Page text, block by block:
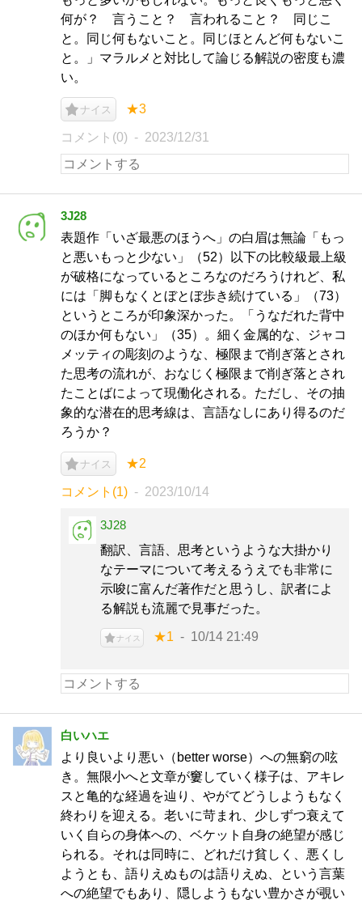
何が？ 言うこと？ 言われること？ 同じこ
と。同じ何もないこと。同じほとんど何もないこ
と。」マラルメと対比して論じる解説の密度も濃
い。
ナイス ★3
コメント(0) 2023/12/31
3J28
表題作「いざ最悪のほうへ」の白眉は無論「もっ
と悪いもっと少ない」（52）以下の比較級最上級
が破格になっているところなのだろうけれど、私
には「脚もなくとぼとぼ歩き続けている」（73）
というところが印象深かった。「うなだれた背中
のほか何もない」（35）。細く金属的な、ジャコ
メッティの彫刻のような、極限まで削ぎ落とされ
た思考の流れが、おなじく極限まで削ぎ落とされ
たことばによって現働化される。ただし、その抽
象的な潜在的思考線は、言語なしにあり得るのだ
ろうか？
ナイス ★2
コメント(1) 2023/10/14
3J28
翻訳、言語、思考というような大掛かり
なテーマについて考えるうえでも非常に
示唆に富んだ著作だと思うし、訳者によ
る解説も流麗で見事だった。
ナイス ★1 10/14 21:49
白いハエ
より良いより悪い（better worse）への無窮の呟
き。無限小へと文章が窶していく様子は、アキレ
スと亀的な経過を辿り、やがてどうしようもなく
終わりを迎える。老いに苛まれ、少しずつ衰えて
いく自らの身体への、ベケット自身の絶望が感じ
られる。それは同時に、どれだけ貧しく、悪くし
ようとも、語りえぬものは語りえぬ、という言葉
への絶望でもあり、隠しようもない豊かさが覗い